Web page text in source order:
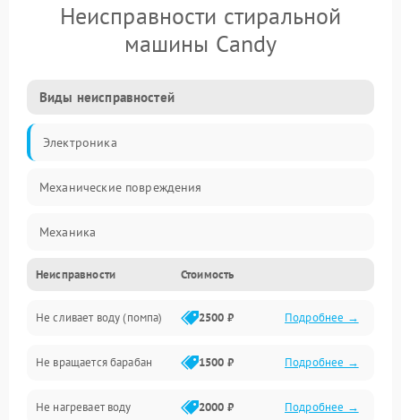
Неисправности стиральной
машины Candy
Виды неисправностей
Электроника
Механические повреждения
Механика
Электропитание
Водоснабжение
Слив
Программное обеспечение
Неисправности Стоимость
Не сливает воду (помпа) 2500 ₽ Подробнее →
Не вращается барабан 1500 ₽ Подробнее →
Не нагревает воду 2000 ₽ Подробнее →